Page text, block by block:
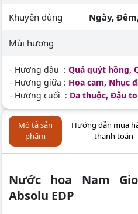
Mô tả sản
phẩm
Hướng dẫn mua
thanh toán
Nước hoa Nam
Absolu EDP
Khuyên dùng Ngày,
Mùi hương
- Hương đầu : Quả quýt hồng,
- Hương giữa : Hoa cam, Nhục
- Hương cuối : Da thuộc, Đậu